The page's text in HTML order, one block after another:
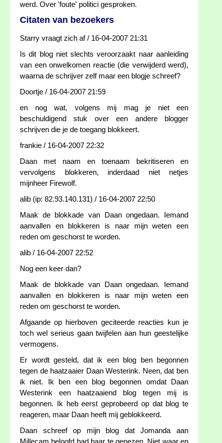
werd. Over 'foute' politici gesproken.
Citaten van bezoekers
Starry vraagt zich af / 16-04-2007 21:31
Is dit blog niet slechts veroorzaakt naar aanleiding
van een onwelkomen reactie (die verwijderd werd),
waarna de schrijver zelf maar een blogje schreef?
Doortje / 16-04-2007 21:59
en nog wat, volgens mij mag je niet een
beschuldigend stuk over een andere blogger
schrijven die je de toegang blokkeert.
frankie / 16-04-2007 22:32
Daan met naam en toenaam bekritiseren en
vervolgens blokkeren, inderdaad niet netjes
mijnheer Firewolf.
alib (ip: 82.93.140.131) / 16-04-2007 22:50
Maak de blokkade van Daan ongedaan. Iemand
aanvallen en blokkeren is naar mijn weten een
reden om geschorst te worden.
alib / 16-04-2007 22:52
Nog een keer dan?
Maak de blokkade van Daan ongedaan. Iemand
aanvallen en blokkeren is naar mijn weten een
reden om geschorst te worden.
Afgaande op hierboven geciteerde reacties kun je
toch wel serieus gaan twijfelen aan hun geestelijke
vermogens.
Er wordt gesteld, dat ik een blog ben begonnen
tegen de haatzaaier Daan Westerink. Neen, dat ben
ik niet. Ik ben een blog begonnen omdat Daan
Westerink een haatzaaiend blog tegen mij is
begonnen. Ik heb eerst geprobeerd op dat blog te
reageren, maar Daan heeft mij geblokkeerd.
Daan schreef op mijn blog dat Jomanda aan